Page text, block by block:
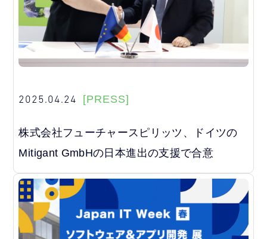
2025.04.24 [PRESS]
株式会社フューチャースピリッツ、ドイツの
Mitigant GmbHの日本進出の支援で合意